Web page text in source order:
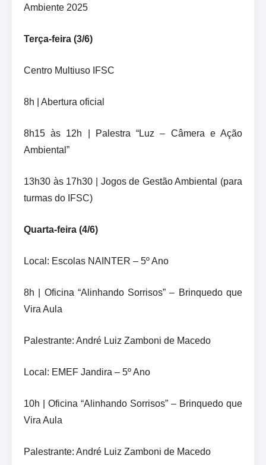
Ambiente 2025
Terça-feira (3/6)
Centro Multiuso IFSC
8h | Abertura oficial
8h15 às 12h | Palestra “Luz – Câmera e Ação
Ambiental”
13h30 às 17h30 | Jogos de Gestão Ambiental (para
turmas do IFSC)
Quarta-feira (4/6)
Local: Escolas NAINTER – 5º Ano
8h | Oficina “Alinhando Sorrisos” – Brinquedo que
Vira Aula
Palestrante: André Luiz Zamboni de Macedo
Local: EMEF Jandira – 5º Ano
10h | Oficina “Alinhando Sorrisos” – Brinquedo que
Vira Aula
Palestrante: André Luiz Zamboni de Macedo